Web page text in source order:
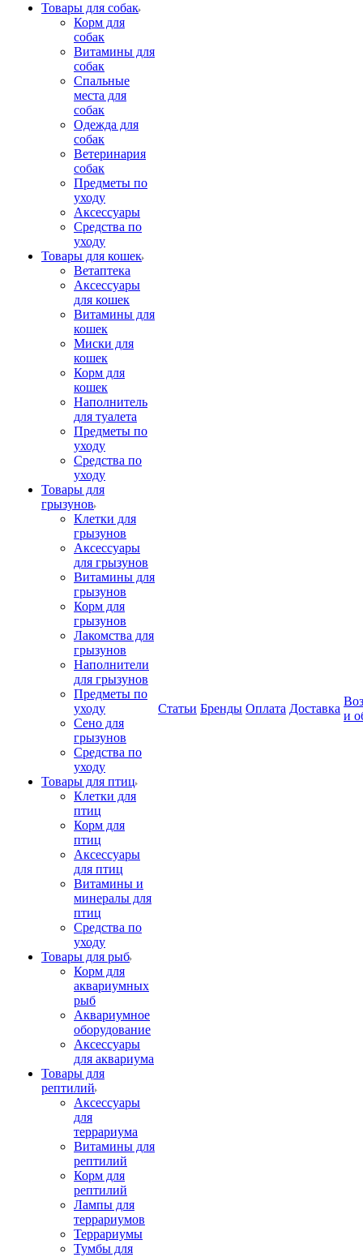
Товары для собак
Корм для
собак
Витамины для
собак
Спальные
места для
собак
Одежда для
собак
Ветеринария
собак
Предметы по
уходу
Аксессуары
Средства по
уходу
Товары для кошек
Ветаптека
Аксессуары
для кошек
Витамины для
кошек
Миски для
кошек
Корм для
кошек
Наполнитель
для туалета
Предметы по
уходу
Средства по
уходу
Товары для
грызунов
Клетки для
грызунов
Аксессуары
для грызунов
Витамины для
грызунов
Корм для
грызунов
Лакомства для
грызунов
Наполнители
для грызунов
Предметы по
уходу
Сено для
грызунов
Средства по
уходу
Товары для птиц
Клетки для
птиц
Корм для
птиц
Аксессуары
для птиц
Витамины и
минералы для
птиц
Средства по
уходу
Товары для рыб
Корм для
аквариумных
рыб
Аквариумное
оборудование
Аксессуары
для аквариума
Товары для
рептилий
Аксессуары
для
террариума
Витамины для
рептилий
Корм для
рептилий
Лампы для
террариумов
Террариумы
Тумбы для
Статьи Бренды Оплата Доставка
и